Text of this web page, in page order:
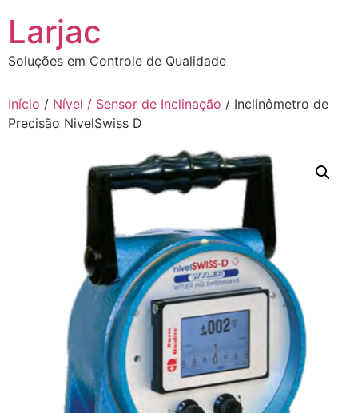
conteúdo
Larjac
Soluções em Controle de Qualidade
Início / Nível / Sensor de Inclinação / Inclinômetro de
Precisão NivelSwiss D